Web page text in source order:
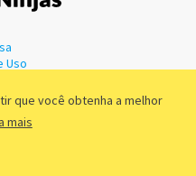
que você obtenha a melhor
mais
Uso
55.744.877/0001-89 - Rua Dr.